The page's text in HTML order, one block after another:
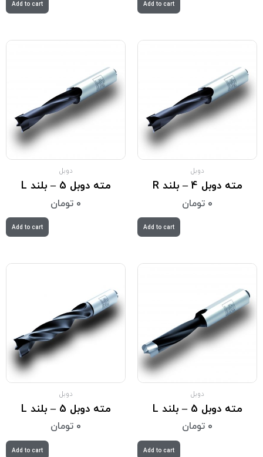
Add to cart
Add to cart
دوبل
مته دوبل 4 – بلند R
0 تومان
Add to cart
دوبل
مته دوبل 5 – بلند L
0 تومان
Add to cart
دوبل
مته دوبل 5 – بلند L
0 تومان
Add to cart
دوبل
مته دوبل 5 – بلند L
0 تومان
Add to cart